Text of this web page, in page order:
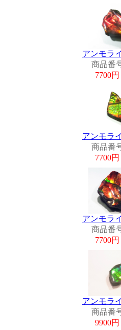
アンモラ
商品番
7700円
アンモラ
商品番
7700円
アンモラ
商品番
7700円
アンモラ
商品番
9900円